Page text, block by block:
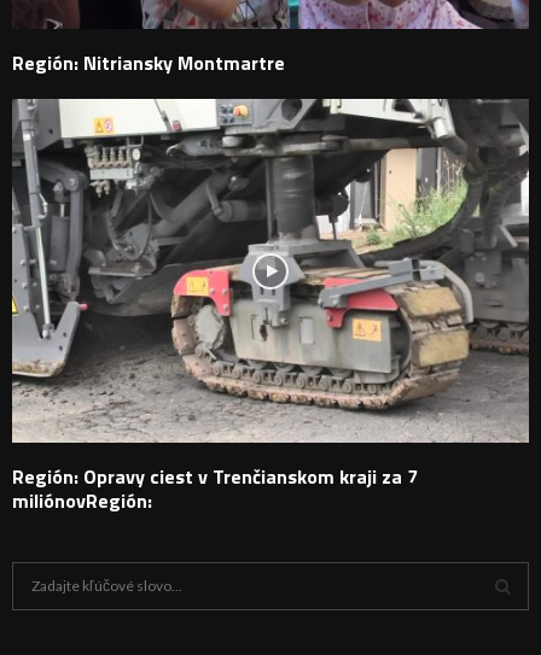
Región: Nitriansky Montmartre
Región: Opravy ciest v Trenčianskom kraji za 7
miliónovRegión: